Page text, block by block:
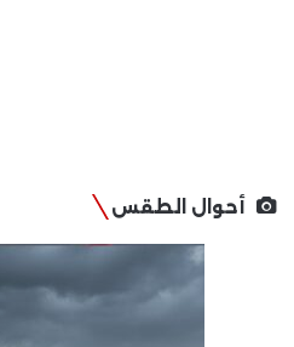
أحوال الطقس